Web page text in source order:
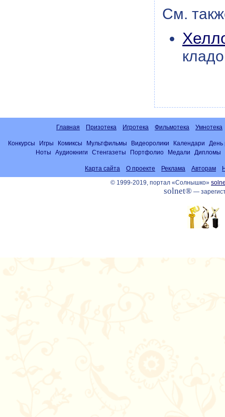
См.
Главная Призотека Игротека Фильмотека Умнотека
Конкурсы Игры Комиксы Мультфильмы Видеоролики Календари
День
Ноты
Аудиокниги Стенгазеты Портфолио Медали Дипломы
Карта сайта О проекте Реклама Авторам
© 1999-2019, портал «Солнышко»
solnet®—